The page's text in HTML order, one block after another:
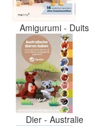
Amigurumi - Duits
Dier - Australie